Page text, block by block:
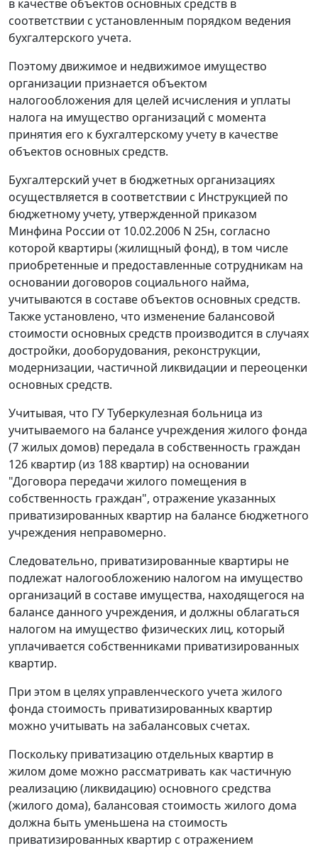
в качестве объектов основных средств в
соответствии с установленным порядком ведения
бухгалтерского учета.
Поэтому движимое и недвижимое имущество
организации признается объектом
налогообложения для целей исчисления и уплаты
налога на имущество организаций с момента
принятия его к бухгалтерскому учету в качестве
объектов основных средств.
Бухгалтерский учет в бюджетных организациях
осуществляется в соответствии с Инструкцией по
бюджетному учету, утвержденной приказом
Минфина России от 10.02.2006 N 25н, согласно
которой квартиры (жилищный фонд), в том числе
приобретенные и предоставленные сотрудникам на
основании договоров социального найма,
учитываются в составе объектов основных средств.
Также установлено, что изменение балансовой
стоимости основных средств производится в случаях
достройки, дооборудования, реконструкции,
модернизации, частичной ликвидации и переоценки
основных средств.
Учитывая, что ГУ Туберкулезная больница из
учитываемого на балансе учреждения жилого фонда
(7 жилых домов) передала в собственность граждан
126 квартир (из 188 квартир) на основании
"Договора передачи жилого помещения в
собственность граждан", отражение указанных
приватизированных квартир на балансе бюджетного
учреждения неправомерно.
Следовательно, приватизированные квартиры не
подлежат налогообложению налогом на имущество
организаций в составе имущества, находящегося на
балансе данного учреждения, и должны облагаться
налогом на имущество физических лиц, который
уплачивается собственниками приватизированных
квартир.
При этом в целях управленческого учета жилого
фонда стоимость приватизированных квартир
можно учитывать на забалансовых счетах.
Поскольку приватизацию отдельных квартир в
жилом доме можно рассматривать как частичную
реализацию (ликвидацию) основного средства
(жилого дома), балансовая стоимость жилого дома
должна быть уменьшена на стоимость
приватизированных квартир с отражением